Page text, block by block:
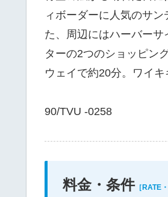
ィボーダーに人気のサ
た、周辺にはハーバー
ターの2つのショッピン
ウェイで約20分。ワイ
90/TVU -0258
料金・条件［RATE